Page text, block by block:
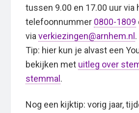
tussen 9.00 en 17.00 uur via
telefoonnummer 0800-1809
viaverkiezingen@arnhem.nl .
Tip: hier kun je alvast een
bekijken met uitleg over
stemmal .
Nog een kijktip: vorig jaar,